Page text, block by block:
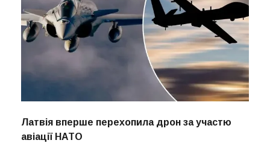
Латвія вперше перехопила дрон за участю
авіації НАТО